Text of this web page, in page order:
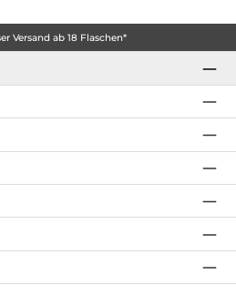
Versand ab 18 Flaschen*